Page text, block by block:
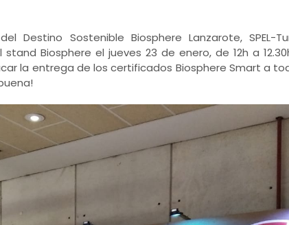
Destino Sostenible Biosphere Lanzarote, SPEL-
Biosphere el jueves 23 de enero, de 12h a
la entrega de los certificados Biosphere Smart a